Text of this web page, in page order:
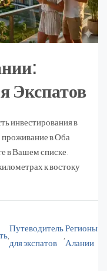
Экспатов
инвестирования в
в Оба
в Вашем списке.
к востоку
Путеводитель
для экспатов
Регионы
Алании